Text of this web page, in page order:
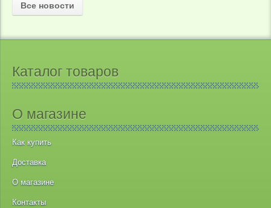
Все новости
Каталог товаров
О магазине
Как купить
Доставка
О магазине
Контакты